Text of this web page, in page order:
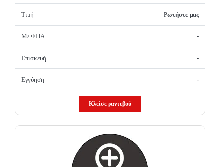
Τιμή Ρωτήστε μας
Με ΦΠΑ -
Επισκευή -
Εγγύηση -
Κλείσε ραντεβού